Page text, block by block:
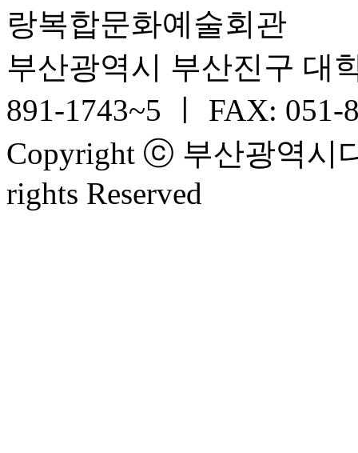
랑복합문화예술회관
부산광역시 부산진구 대
891-1743~5 ㅣ FAX: 051-
Copyright ⓒ 부산광역시
rights Reserved